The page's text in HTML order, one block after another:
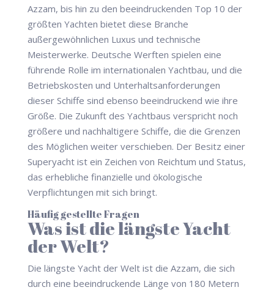
Azzam, bis hin zu den beeindruckenden Top 10 der
größten Yachten bietet diese Branche
außergewöhnlichen Luxus und technische
Meisterwerke. Deutsche Werften spielen eine
führende Rolle im internationalen Yachtbau, und die
Betriebskosten und Unterhaltsanforderungen
dieser Schiffe sind ebenso beeindruckend wie ihre
Größe. Die Zukunft des Yachtbaus verspricht noch
größere und nachhaltigere Schiffe, die die Grenzen
des Möglichen weiter verschieben. Der Besitz einer
Superyacht ist ein Zeichen von Reichtum und Status,
das erhebliche finanzielle und ökologische
Verpflichtungen mit sich bringt.
Häufig gestellte Fragen
Was ist die längste Yacht
der Welt?
Die längste Yacht der Welt ist die Azzam, die sich
durch eine beeindruckende Länge von 180 Metern